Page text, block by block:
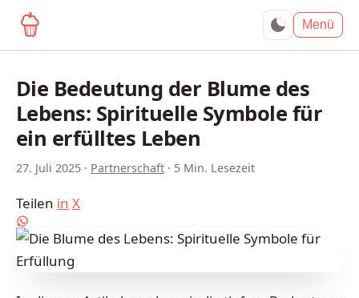
Menü
Die Bedeutung der Blume des
Lebens: Spirituelle Symbole für
ein erfülltes Leben
27. Juli 2025 · Partnerschaft · 5 Min. Lesezeit
Teilen in X